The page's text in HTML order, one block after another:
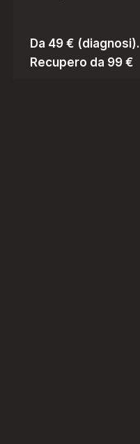
Da 49 € (diagnosi).
Recupero da 99 €